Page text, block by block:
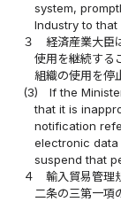
system,
Industry to that
３
経済産業大臣
使用を継続する
組織の使用を停
(3)
If the
that it is
notification
electronic data
suspend that
４
輸入貿易管理
二条の三第一項